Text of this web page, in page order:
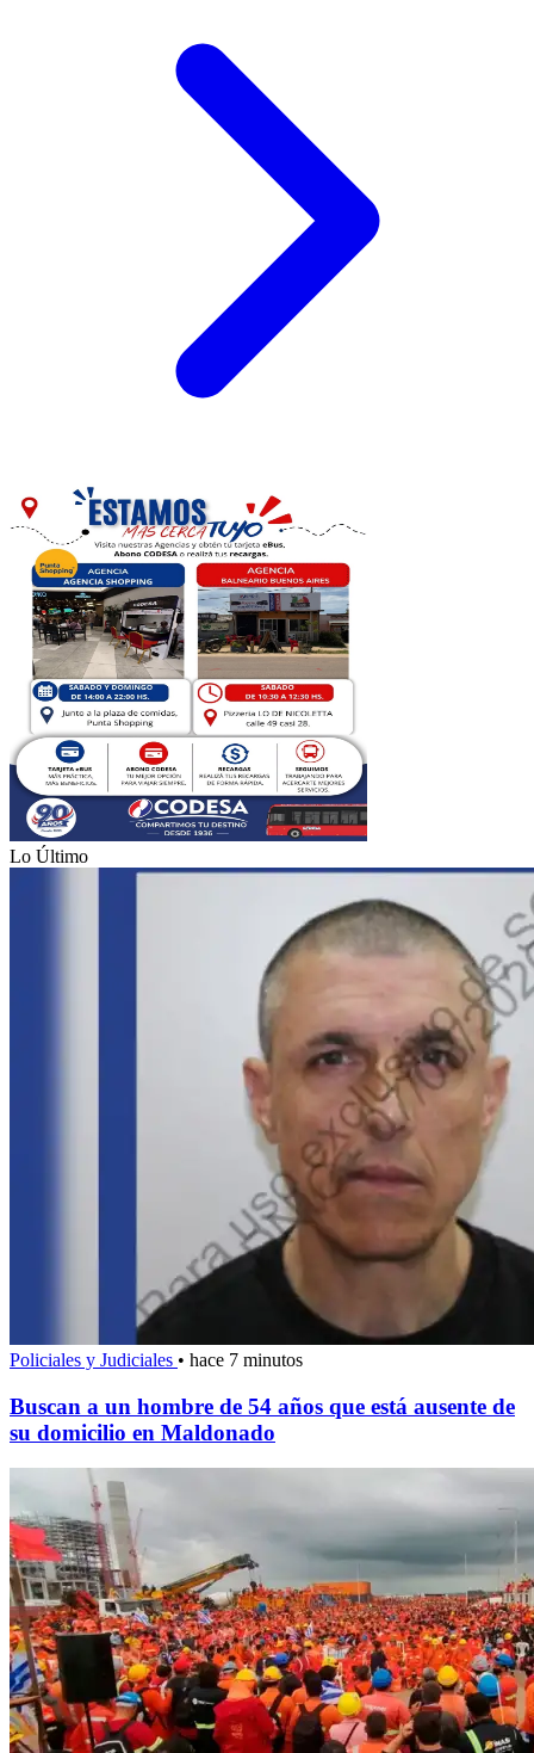
Lo Último
Policiales y Judiciales • hace 7 minutos
Buscan a un hombre de 54 años que está ausente de
su domicilio en Maldonado